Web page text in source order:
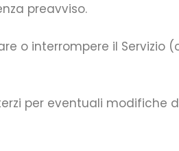
preavviso.
o interrompere il Servizio
per eventuali modifiche